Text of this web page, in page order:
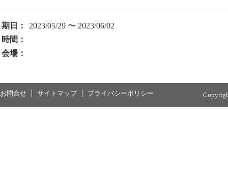
期日：
2023/05/29 〜 2023/06/02
時間：
会場：
お問合せ サイトマップ プライバシーポリシー